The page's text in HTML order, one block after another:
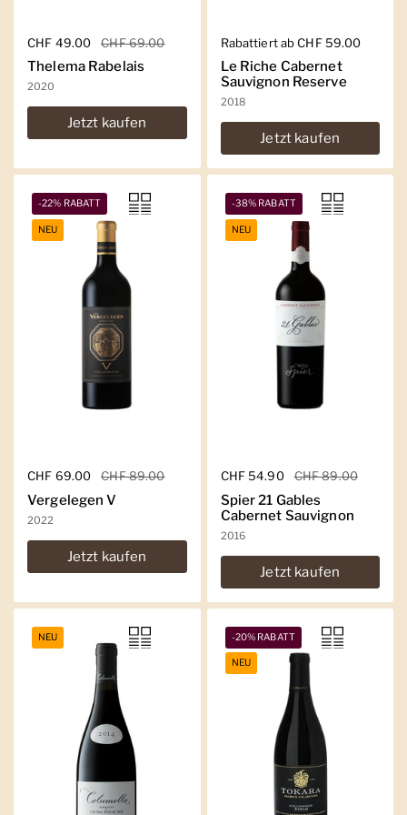
Regulärer Preis
CHF 49.00 Sale-Preis
CHF 69.00
Thelema Rabelais
2020
Jetzt kaufen
Regulärer Preis
Rabattiert ab CHF 59.00
Le Riche Cabernet
Sauvignon Reserve
2018
Jetzt kaufen
Regulärer Preis
CHF 69.00 Sale-Preis
CHF 89.00
Vergelegen V
2022
Jetzt kaufen
-22% RABATT
NEU
Regulärer Preis
CHF 54.90 Sale-Preis
CHF 89.00
Spier 21 Gables
Cabernet Sauvignon
2016
Jetzt kaufen
-38% RABATT
NEU
NEU -20% RABATT
NEU